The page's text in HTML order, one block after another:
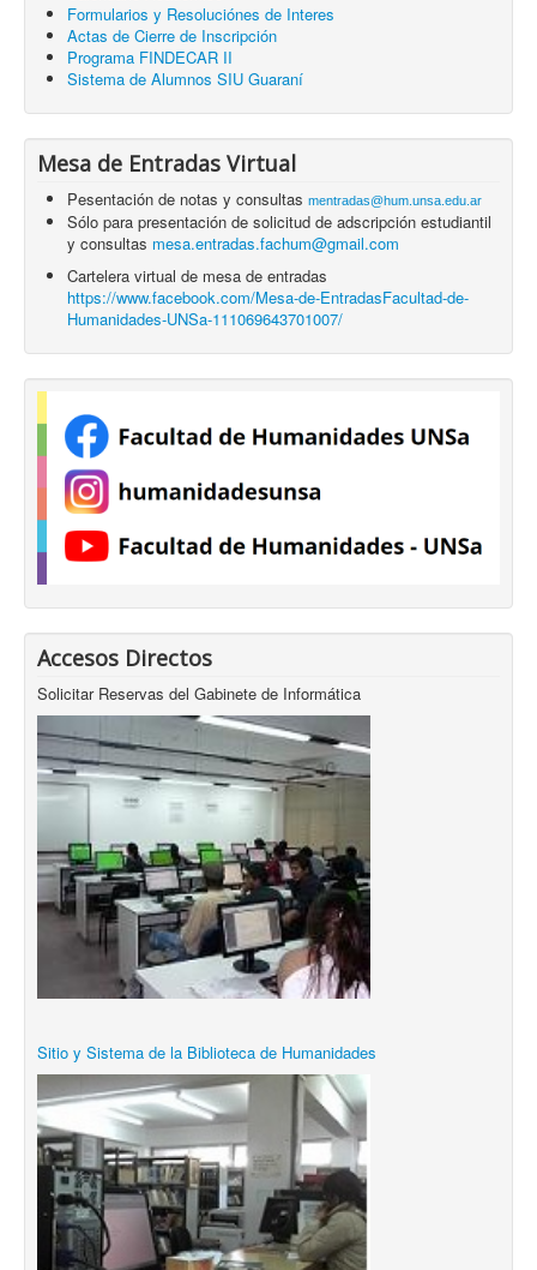
Formularios y Resoluciónes de Interes
Actas de Cierre de Inscripción
Programa FINDECAR II
Sistema de Alumnos SIU Guaraní
Mesa de Entradas Virtual
Pesentación de notas y consultas mentradas@hum.unsa.edu.ar
Sólo para presentación de solicitud de adscripción estudiantil
y consultas mesa.entradas.fachum@gmail.com
Cartelera virtual de mesa de entradas
https://www.facebook.com/Mesa-de-EntradasFacultad-de-
Humanidades-UNSa-111069643701007/
Accesos Directos
Solicitar Reservas del Gabinete de Informática
Sitio y Sistema de la Biblioteca de Humanidades